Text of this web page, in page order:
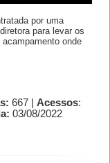
por uma
para levar os
onde
667 | Acessos:
03/08/2022